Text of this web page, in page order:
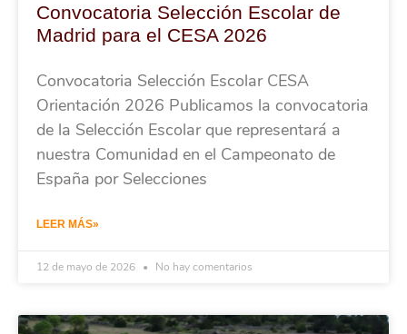
Convocatoria Selección Escolar de
Madrid para el CESA 2026
Convocatoria Selección Escolar CESA
Orientación 2026 Publicamos la convocatoria
de la Selección Escolar que representará a
nuestra Comunidad en el Campeonato de
España por Selecciones
LEER MÁS»
12 de mayo de 2026 No hay comentarios